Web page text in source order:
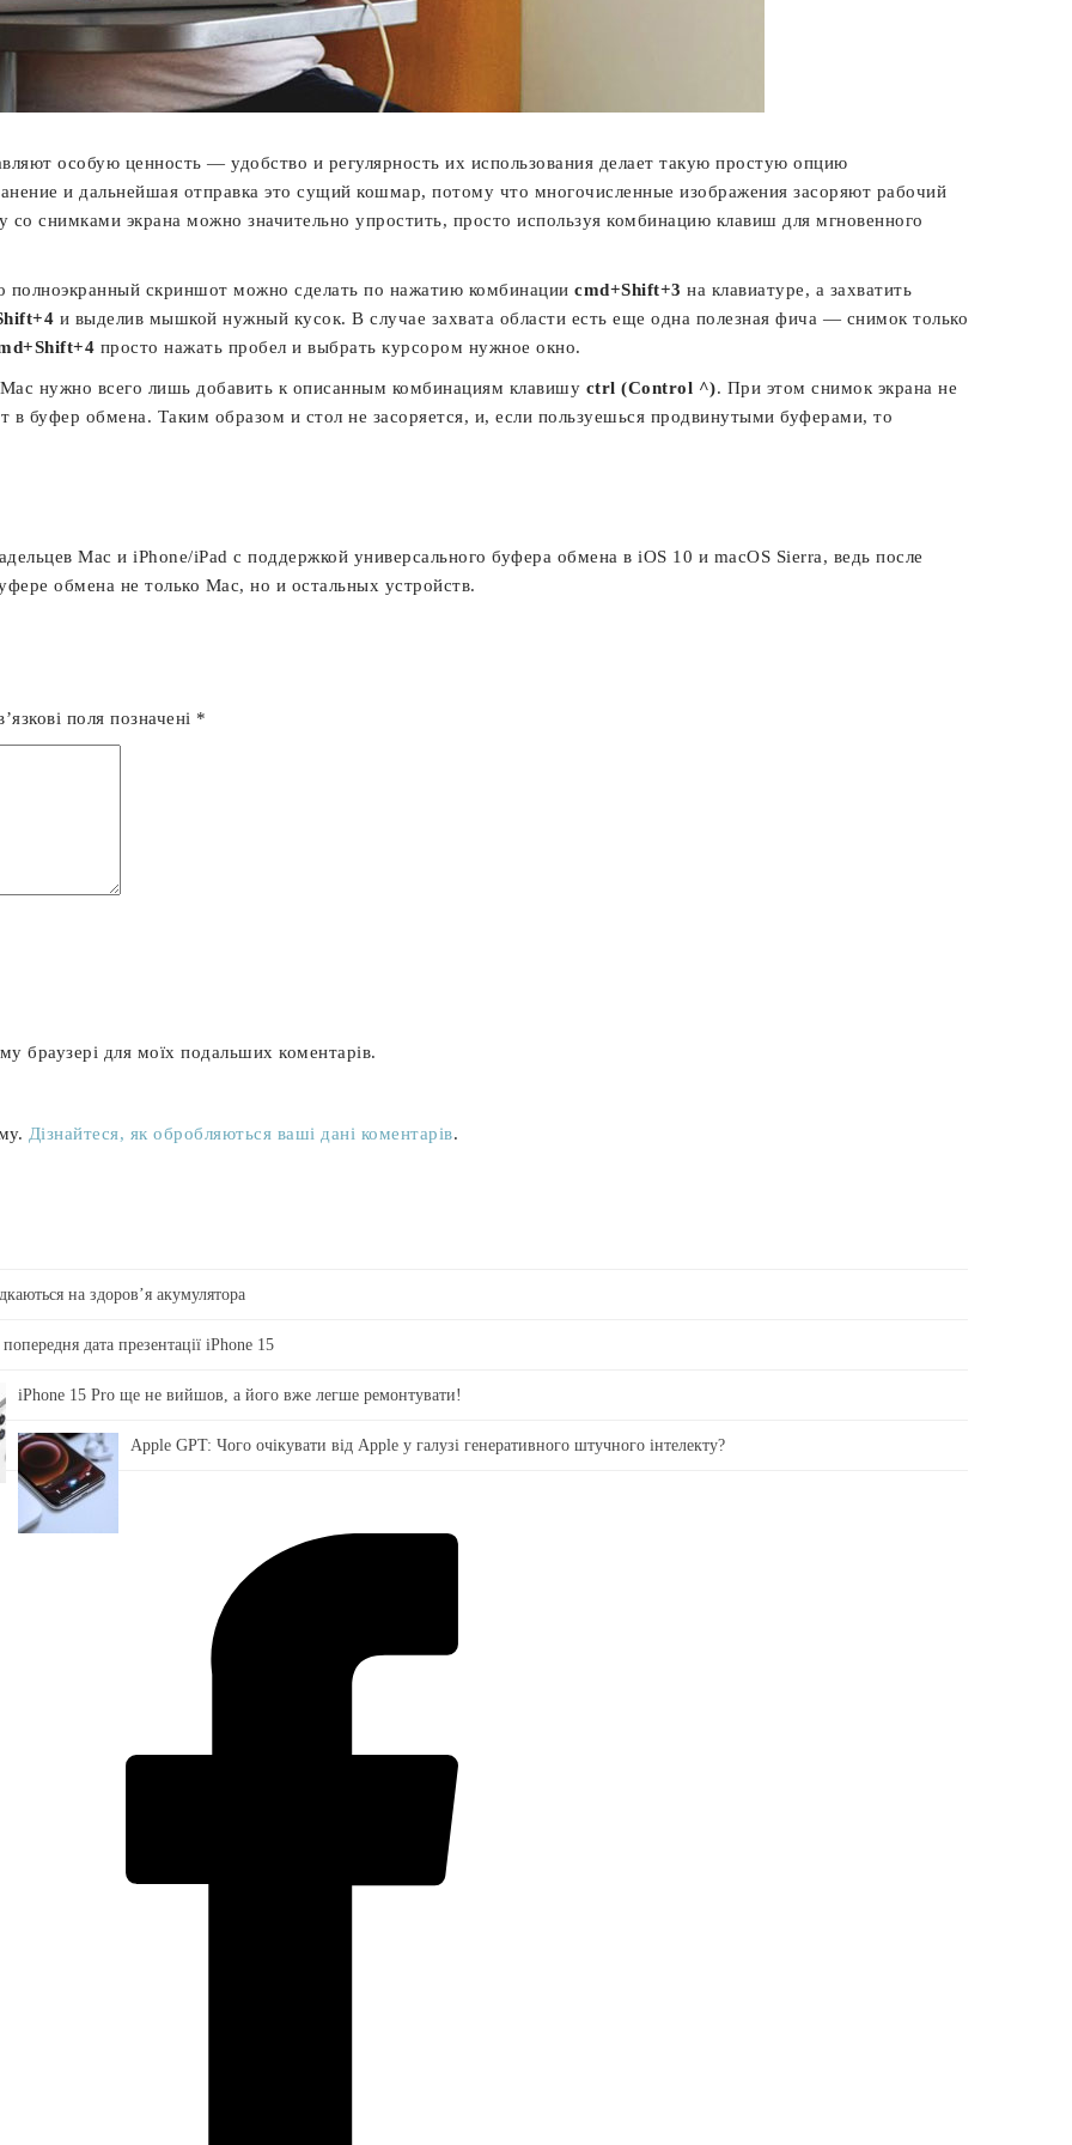
особую ценность — удобство и регулярность их использования делает такую простую опцию
и дальнейшая отправка это сущий кошмар, потому что многочисленные изображения засоряют рабочий
снимками экрана можно значительно упростить, просто используя комбинацию клавиш для мгновенного
полноэкранный скриншот можно сделать по нажатию комбинации cmd+Shift+3 на клавиатуре, а захватить
и выделив мышкой нужный кусок. В случае захвата области есть еще одна полезная фича — снимок только
просто нажать пробел и выбрать курсором нужное окно.
нужно всего лишь добавить к описанным комбинациям клавишу ctrl (Control ^). При этом снимок экрана не
в буфер обмена. Таким образом и стол не засоряется, и, если пользуешься продвинутыми буферами, то
Mac и iPhone/iPad с поддержкой универсального буфера обмена в iOS 10 и macOS Sierra, ведь после
обмена не только Mac, но и остальных устройств.
поля позначені *
браузері для моїх подальших коментарів.
Дізнайтеся, як обробляються ваші дані коментарів.
на здоровʼя акумулятора
дата презентації iPhone 15
iPhone 15 Pro ще не вийшов, а його вже легше ремонтувати!
Apple GPT: Чого очікувати від Apple у галузі генеративного штучного інтелекту?